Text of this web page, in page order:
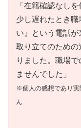
「在籍確認なし
少し遅れたとき
い』という電話
取り立てのため
りました。職場
ませんでした」
※個人の感想であり実
ん